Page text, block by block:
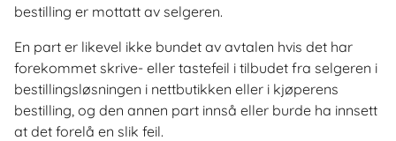
bestilling er mottatt av selgeren.
En part er likevel ikke bundet av avtalen hvis det har
forekommet skrive- eller tastefeil i tilbudet fra selgeren i
bestillingsløsningen i nettbutikken eller i kjøperens
bestilling, og den annen part innså eller burde ha innsett
at det forelå en slik feil.